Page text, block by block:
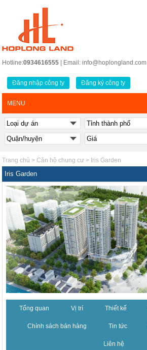
Hotline:0934616555 | Email: info@hoplongland.com
Đăng nhập công ty Đăng ký công ty
MENU
Trang chủ >Căn hộ chung cư > Iris Garden
Iris Garden
Tổng quan Vị trí Thiết kế
Chính sách bán hàng Tin tức
Liên hệ